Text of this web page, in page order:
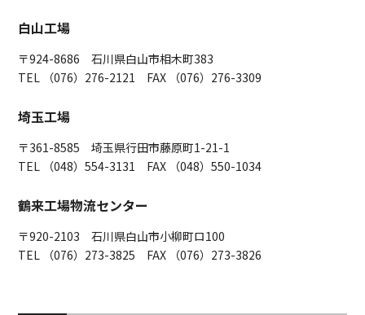
白山工場
〒924-8686 石川県白山市相木町383
TEL （076）276-2121 FAX （076）276-3309
埼玉工場
〒361-8585 埼玉県行田市藤原町1-21-1
TEL （048）554-3131 FAX （048）550-1034
鶴来工場物流センター
〒920-2103 石川県白山市小柳町ロ100
TEL （076）273-3825 FAX （076）273-3826